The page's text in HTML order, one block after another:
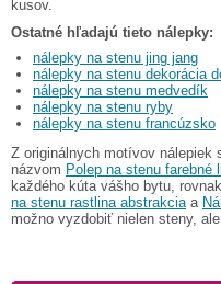
kusov.
Ostatné hľadajú tieto nálepky:
nálepky na stenu jing jang
nálepky na stenu dekorácia
nálepky na stenu medvedík
nálepky na stenu ryby
nálepky na stenu francúzsko
Z originálnych motívov nálepiek
názvom Polep na stenu
každého kúta vášho bytu,
na stenu rastlina abstrakcia a
možno vyzdobiť nielen steny, ale